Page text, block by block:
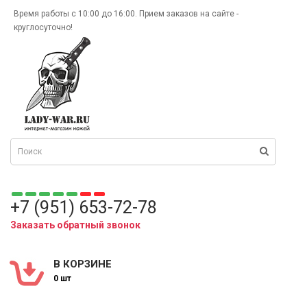
Время работы с 10:00 до 16:00. Прием заказов на сайте -
круглосуточно!
+7 (951) 653-72-78
Заказать обратный звонок
В КОРЗИНЕ
0 шт